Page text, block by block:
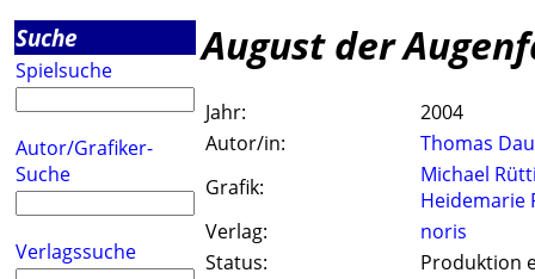
Suche
Spielsuche
Autor/Grafiker-
Suche
Verlagssuche
August der
Jahr:
2004
Autor/in:
Thomas
Grafik:
Michael
Heidemarie
Verlag:
noris
Status:
Produktion